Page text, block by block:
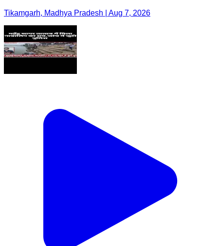
Tikamgarh, Madhya Pradesh | Aug 7, 2026